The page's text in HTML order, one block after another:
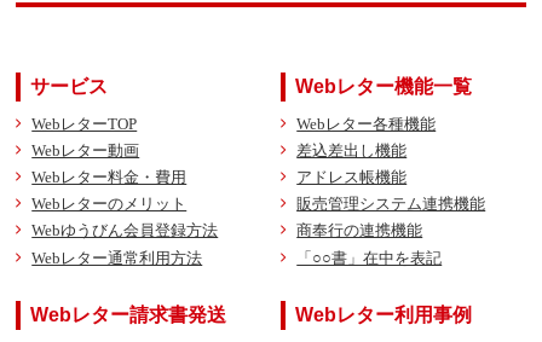
サービス
WebレターTOP
Webレター動画
Webレター料金・費用
Webレターのメリット
Webゆうびん会員登録方法
Webレター通常利用方法
Webレター機能一覧
Webレター各種機能
差込差出し機能
アドレス帳機能
販売管理システム連携機能
商奉行の連携機能
「○○書」在中を表記
Webレター請求書発送 Webレター利用事例